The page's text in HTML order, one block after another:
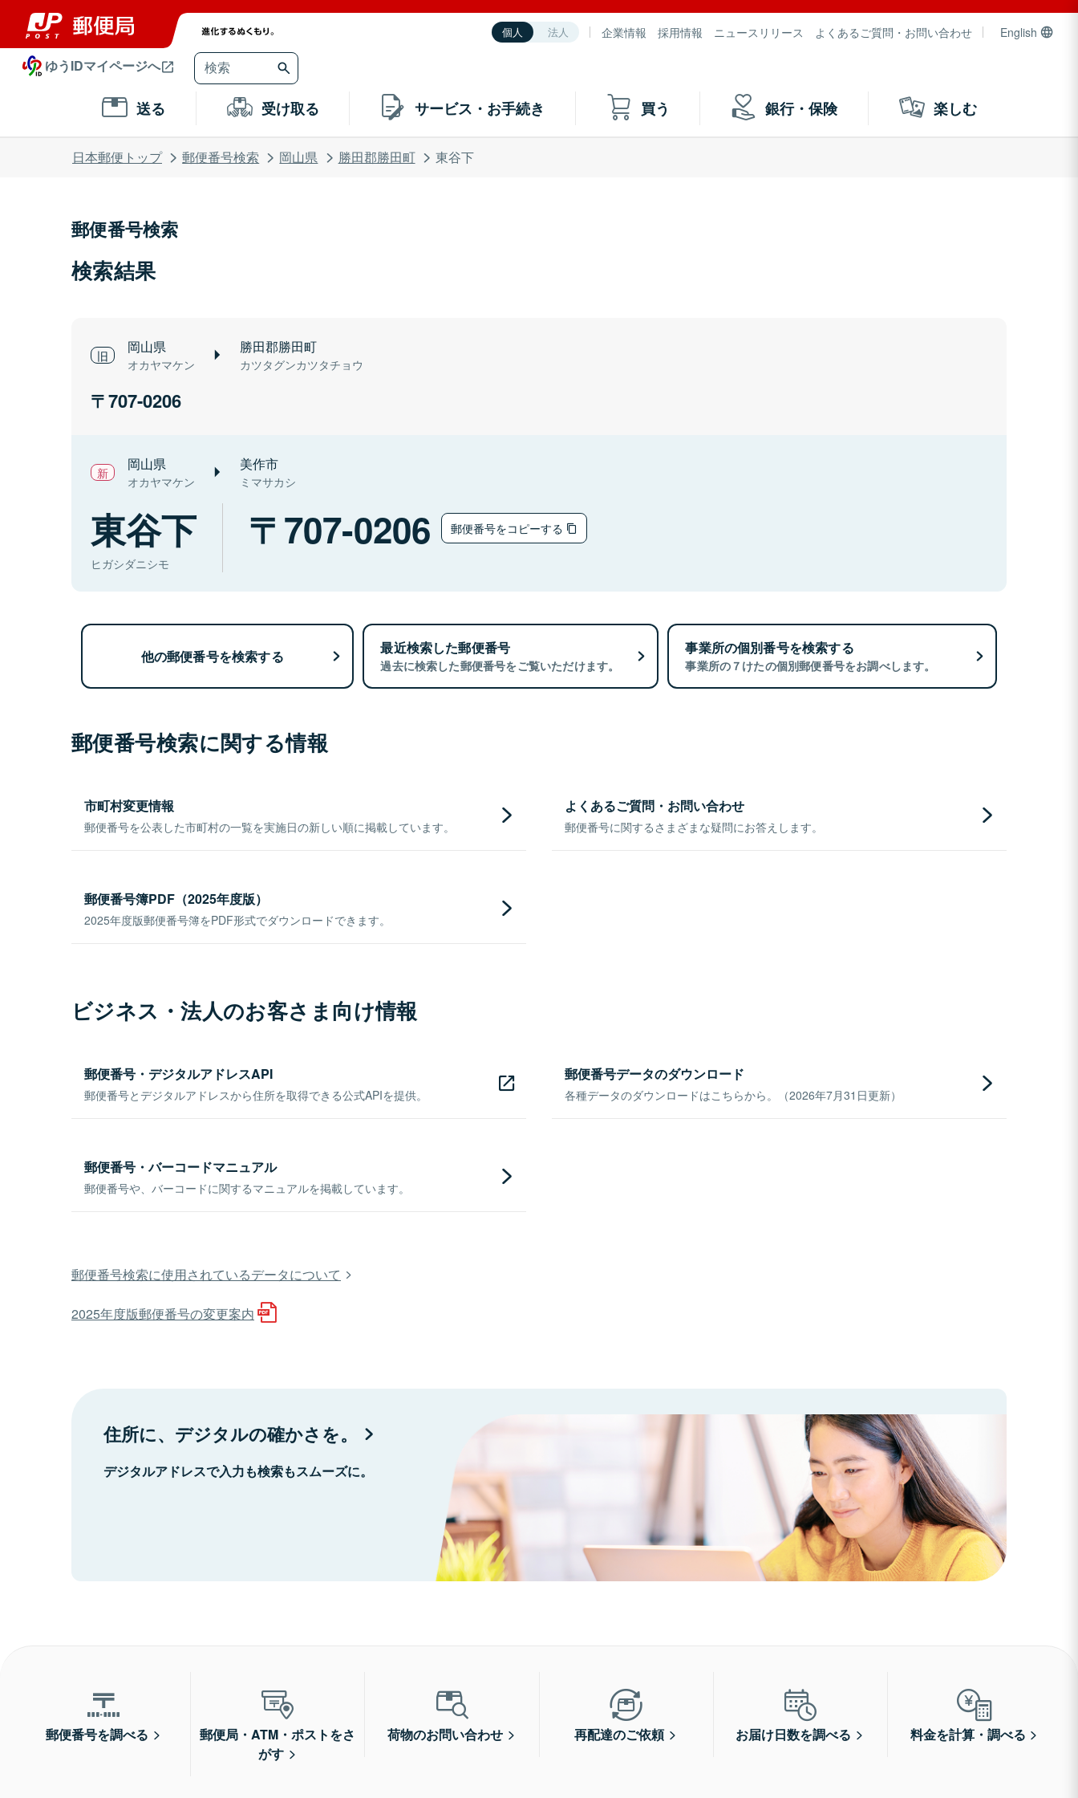
個人 法人 企業情報 採用情報 ニュースリリース よくあるご質問・お問い合わせ English
ゆうIDマイページへ
送る 受け取る サービス・お手続き 買う 銀行・保険 楽しむ
日本郵便トップ 郵便番号検索 岡山県 勝田郡勝田町 東谷下
郵便番号検索
検索結果
岡山県
オカヤマケン
勝田郡勝田町
カツタグンカツタチョウ
707-0206
岡山県
オカヤマケン
美作市
ミマサカシ
東谷下
ヒガシダニシモ
707-0206 郵便番号をコピーする
他の郵便番号を検索する 最近検索した郵便番号
過去に検索した郵便番号をご覧いただけます。
事業所の個別番号を検索する
事業所の７けたの個別郵便番号をお調べします。
郵便番号検索に関する情報
市町村変更情報
郵便番号を公表した市町村の一覧を実施日の新しい順に掲載しています。
よくあるご質問・お問い合わせ
郵便番号に関するさまざまな疑問にお答えします。
郵便番号簿PDF（2025年度版）
2025年度版郵便番号簿をPDF形式でダウンロードできます。
ビジネス・法人のお客さま向け情報
郵便番号・デジタルアドレスAPI
郵便番号とデジタルアドレスから住所を取得できる公式APIを提供。
郵便番号データのダウンロード
各種データのダウンロードはこちらから。（2026年7月31日更新）
郵便番号・バーコードマニュアル
郵便番号や、バーコードに関するマニュアルを掲載しています。
郵便番号検索に使用されているデータについて
2025年度版郵便番号の変更案内
住所に、デジタルの確かさを。
デジタルアドレスで入力も検索もスムーズに。
郵便番号を調べる
郵便局・ATM・ポストをさ
がす
荷物のお問い合わせ 再配達のご依頼 お届け日数を調べる 料金を計算・調べる